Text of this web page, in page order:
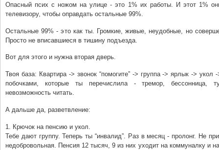
Опасный псих с ножом на улице - это 1% их работы. И этот 1%
телевизору, чтобы оправдать остальные 99%.
Остальные 99% - это как ты. Громкие, живые, неудобные, но
Просто не вписавшиеся в тишину подъезда.
Вот для этого и нужна вторая дверь.
Твоя база: Квартира -> звонок “помогите” -> группа -> ярлык ->
побочками, которые ты перечислила - тремор, бессонница,
невозможность читать.
А дальше да, разветвление:
1. Крючок на пенсию и укол.
Тебе дают группу. Теперь ты “инвалид”. Раз в месяц - пролонг. Не
недобровольная. Пенсия 12 тысяч, 9 из них уходит на коммуналку и